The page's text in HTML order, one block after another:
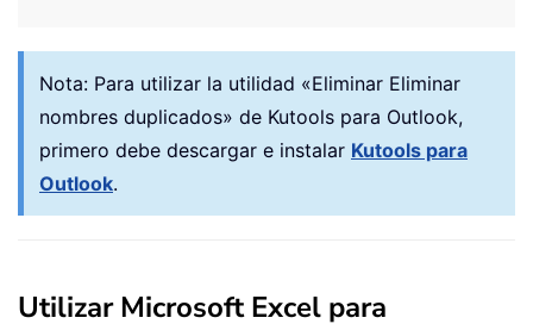
Nota: Para utilizar la utilidad «Eliminar Eliminar
nombres duplicados» de Kutools para Outlook,
primero debe descargar e instalar Kutools para
Outlook.
Utilizar Microsoft Excel para